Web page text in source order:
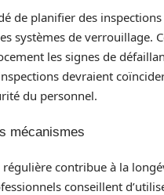
de planifier des
systèmes de verrouillage.
les signes de
devraient
du personnel.
mécanismes
contribue à la
conseillent